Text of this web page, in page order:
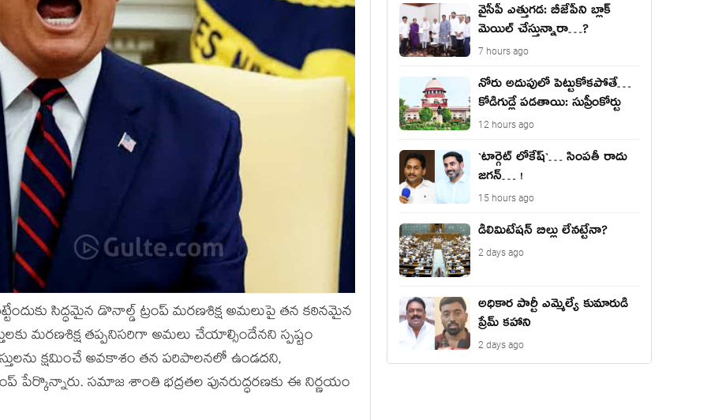
సిద్ధమైన డొనాల్డ్ ట్రంప్ మరణశిక్ష అమలుపై తన కఠినమైన
మరణశిక్ష తప్పనిసరిగా అమలు చేయాల్సిందేనని స్పష్టం
క్షమించే అవకాశం తన పరిపాలనలో ఉండదని,
పేర్కొన్నారు. సమాజ శాంతి భద్రతల పునరుద్ధరణకు ఈ నిర్ణయం
వైసీపీ ఎత్తుగ‌డ‌: బీజేపీని బ్లాక్
మెయిల్ చేస్తున్నారా…?
7 hours ago
నోరు అదుపులో పెట్టుకోక‌పోతే…
కోడిగుడ్లే ప‌డ‌తాయి: సుప్రీంకోర్టు
12 hours ago
`టార్గెట్ లోకేష్‌`… సింప‌తీ రాదు
జ‌గ‌న్‌… !
15 hours ago
డీలిమిటేషన్ బిల్లు లేన‌ట్టేనా?
2 days ago
అధికార పార్టీ ఎమ్మెల్యే కుమారుడి
ప్రేమ్ కహాని
2 days ago